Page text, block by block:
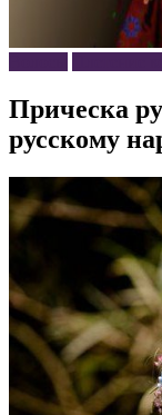
Прическа
русскому